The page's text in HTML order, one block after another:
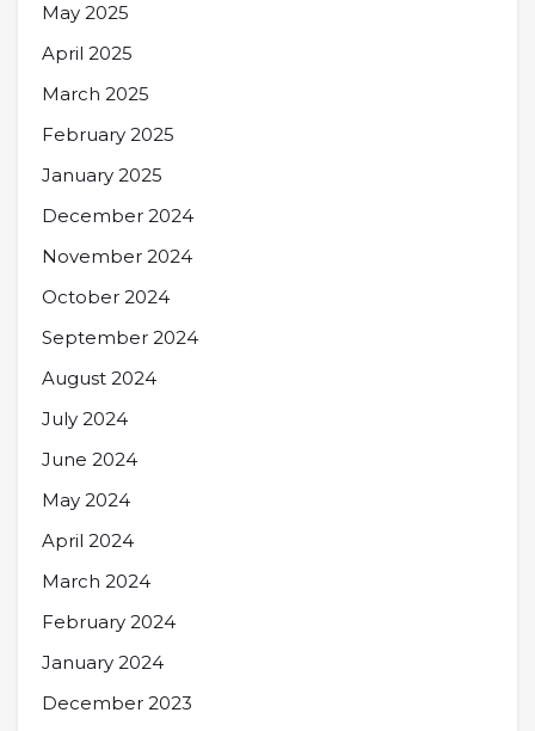
May 2025
April 2025
March 2025
February 2025
January 2025
December 2024
November 2024
October 2024
September 2024
August 2024
July 2024
June 2024
May 2024
April 2024
March 2024
February 2024
January 2024
December 2023